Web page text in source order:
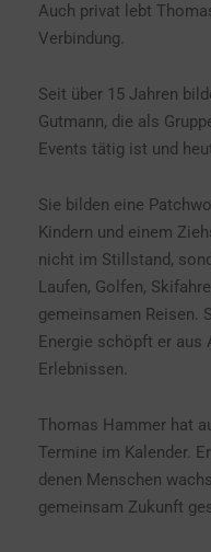
Auch privat lebt
Verbindung.
Seit über 15 Jahren
Gutmann, die als
Events tätig ist und
Sie bilden eine
Kindern und einem
nicht im Stillstand,
Laufen, Golfen,
gemeinsamen Reisen.
Energie schöpft er aus
Erlebnissen.
Thomas Hammer hat
Termine im Kalender.
denen Menschen
gemeinsam Zukunft